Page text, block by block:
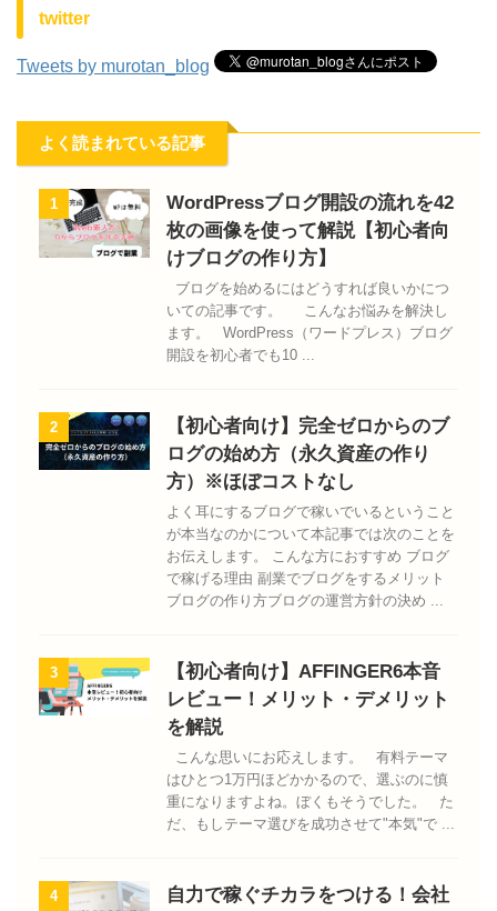
twitter
Tweets by murotan_blog
よく読まれている記事
1
WordPressブログ開設の流れを42
枚の画像を使って解説【初心者向
けブログの作り方】
ブログを始めるにはどうすれば良いかにつ
いての記事です。 こんなお悩みを解決し
ます。 WordPress（ワードプレス）ブログ
開設を初心者でも10 ...
2
【初心者向け】完全ゼロからのブ
ログの始め方（永久資産の作り
方）※ほぼコストなし
よく耳にするブログで稼いでいるということ
が本当なのかについて本記事では次のことを
お伝えします。 こんな方におすすめ ブログ
で稼げる理由 副業でブログをするメリット
ブログの作り方ブログの運営方針の決め ...
3
【初心者向け】AFFINGER6本音
レビュー！メリット・デメリット
を解説
こんな思いにお応えします。 有料テーマ
はひとつ1万円ほどかかるので、選ぶのに慎
重になりますよね。ぼくもそうでした。 た
だ、もしテーマ選びを成功させて"本気"で ...
4
自力で稼ぐチカラをつける！会社